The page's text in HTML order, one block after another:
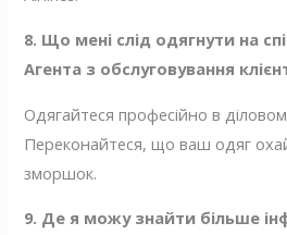
8. Що мені слід одягнути на
Агента з обслуговування
Одягайтеся професійно в
Переконайтеся, що ваш одяг
зморшок.
9. Де я можу знайти більше